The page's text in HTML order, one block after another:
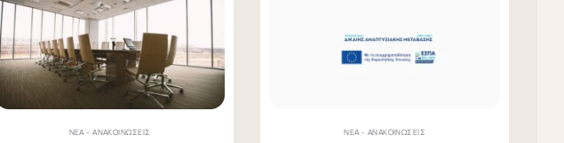
ΝΈΑ - ΑΝΑΚΟΙΝΏΣΕΙΣ ΝΈΑ - ΑΝΑΚΟΙΝΏΣΕΙΣ